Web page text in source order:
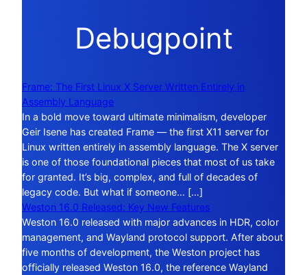
Debugpoint
Frame: The First Linux X Server Written Entirely in
Assembly Language
In a bold move toward ultimate minimalism, developer
Geir Isene has created Frame — the first X11 server for
Linux written entirely in assembly language. The X server
is one of those foundational pieces that most of us take
for granted. It’s big, complex, and full of decades of
legacy code. But what if someone… […]
Weston 16.0 Released: Key New Features
Weston 16.0 released with major advances in HDR, color
management, and Wayland protocol support. After about
five months of development, the Weston project has
officially released Weston 16.0, the reference Wayland